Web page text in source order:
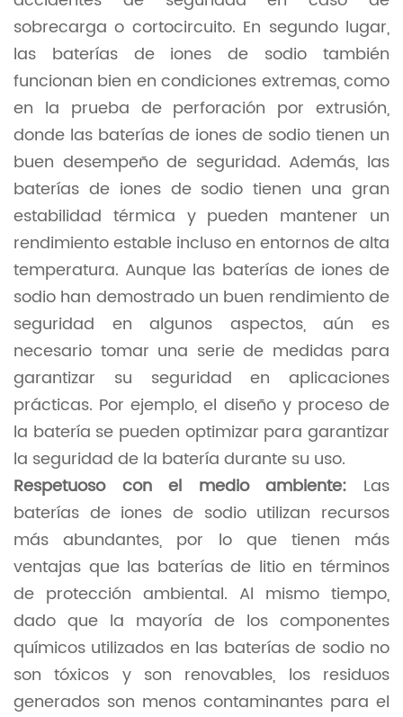
sobrecarga o cortocircuito. En segundo lugar,
las baterías de iones de sodio también
funcionan bien en condiciones extremas, como
en la prueba de perforación por extrusión,
donde las baterías de iones de sodio tienen un
buen desempeño de seguridad. Además, las
baterías de iones de sodio tienen una gran
estabilidad térmica y pueden mantener un
rendimiento estable incluso en entornos de alta
temperatura. Aunque las baterías de iones de
sodio han demostrado un buen rendimiento de
seguridad en algunos aspectos, aún es
necesario tomar una serie de medidas para
garantizar su seguridad en aplicaciones
prácticas. Por ejemplo, el diseño y proceso de
la batería se pueden optimizar para garantizar
la seguridad de la batería durante su uso.
Respetuoso con el medio ambiente: Las
baterías de iones de sodio utilizan recursos
más abundantes, por lo que tienen más
ventajas que las baterías de litio en términos
de protección ambiental. Al mismo tiempo,
dado que la mayoría de los componentes
químicos utilizados en las baterías de sodio no
son tóxicos y son renovables, los residuos
generados son menos contaminantes para el